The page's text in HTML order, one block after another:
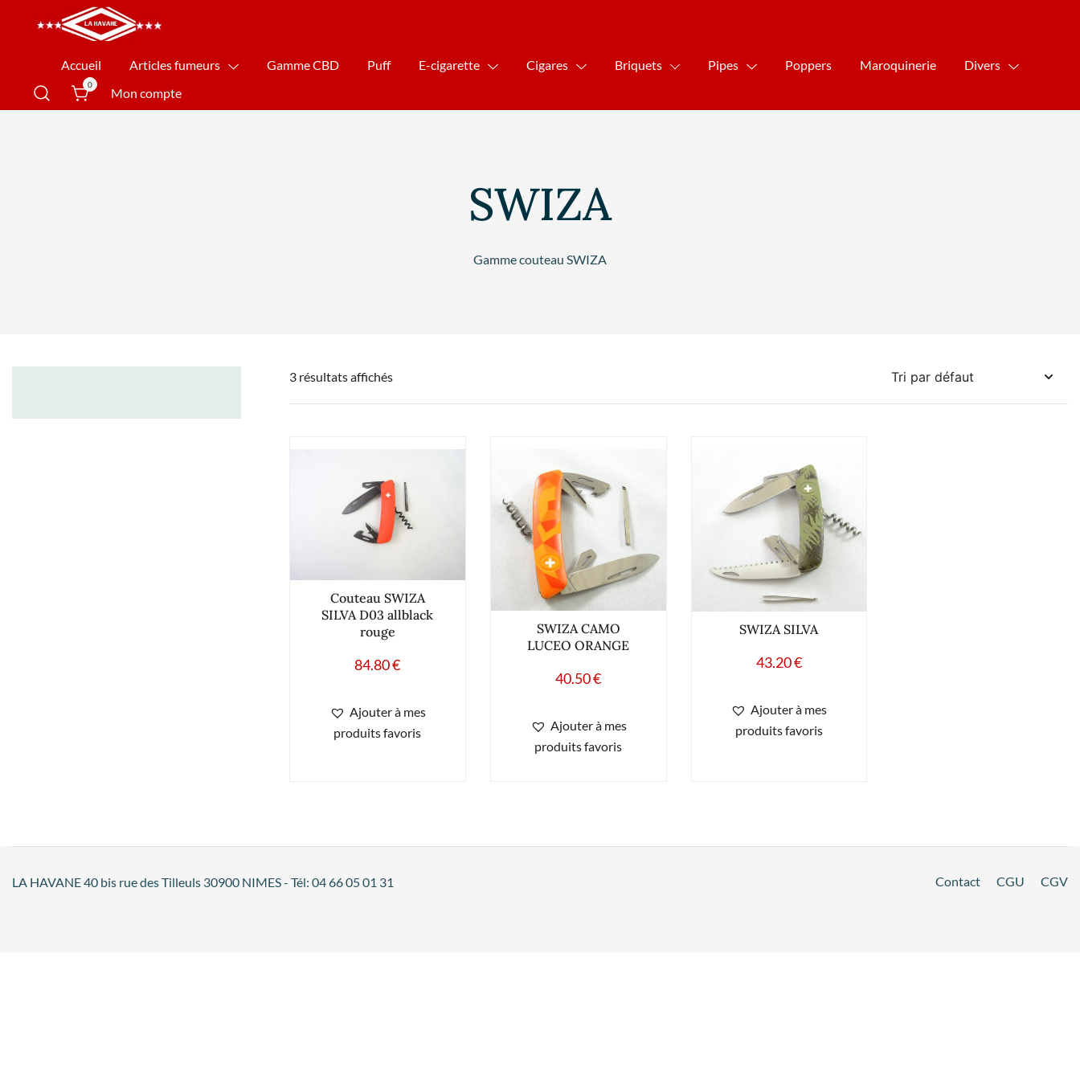
La Havane Nîmes
Accueil Articles fumeurs Gamme CBD Puff E-cigarette Cigares Briquets Pipes Poppers Maroquinerie Divers
0
Mon compte
SWIZA
Gamme couteau SWIZA
3 résultats affichés
Couteau SWIZA
SILVA D03 allblack
rouge
84.80€
Ajouter à mes
produits favoris
SWIZA CAMO
LUCEO ORANGE
40.50€
Ajouter à mes
produits favoris
SWIZA SILVA
43.20€
Ajouter à mes
produits favoris
LA HAVANE 40 bis rue des Tilleuls 30900 NIMES - Tél: 04 66 05 01 31 Contact CGU CGV